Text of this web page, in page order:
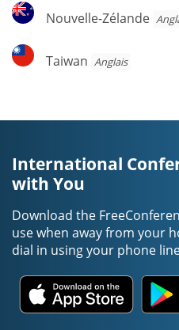
Nouvelle-
Zélande
Nouvelle-Zélande
Taiwan
Taiwan Anglais
International
with You
Download the
use when away from your
dial in using your phone